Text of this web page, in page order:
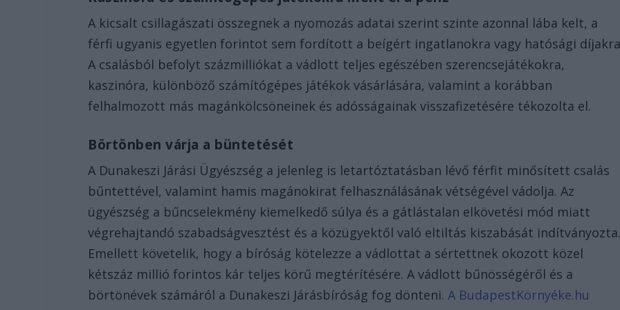
A kicsalt csillagászati összegnek a nyomozás adatai szerint szinte azonnal lába kelt, a
férfi ugyanis egyetlen forintot sem fordított a beígért ingatlanokra vagy hatósági
A csalásból befolyt százmilliókat a vádlott teljes egészében szerencsejátékokra,
kaszinóra, különböző számítógépes játékok vásárlására, valamint a korábban
felhalmozott más magánkölcsöneinek és adósságainak visszafizetésére tékozolta el.
Börtönben várja a büntetését
A Dunakeszi Járási Ügyészség a jelenleg is letartóztatásban lévő férfit minősített csalás
bűntettével, valamint hamis magánokirat felhasználásának vétségével vádolja. Az
ügyészség a bűncselekmény kiemelkedő súlya és a gátlástalan elkövetési mód miatt
végrehajtandó szabadságvesztést és a közügyektől való eltiltás kiszabását
Emellett követelik, hogy a bíróság kötelezze a vádlottat a sértettnek okozott közel
kétszáz millió forintos kár teljes körű megtérítésére. A vádlott bűnösségéről és a
börtönévek számáról a Dunakeszi Járásbíróság fog dönteni.A BudapestKörnyéke.hu